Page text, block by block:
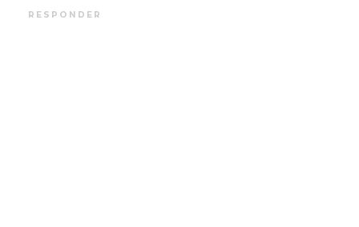
RESPONDER